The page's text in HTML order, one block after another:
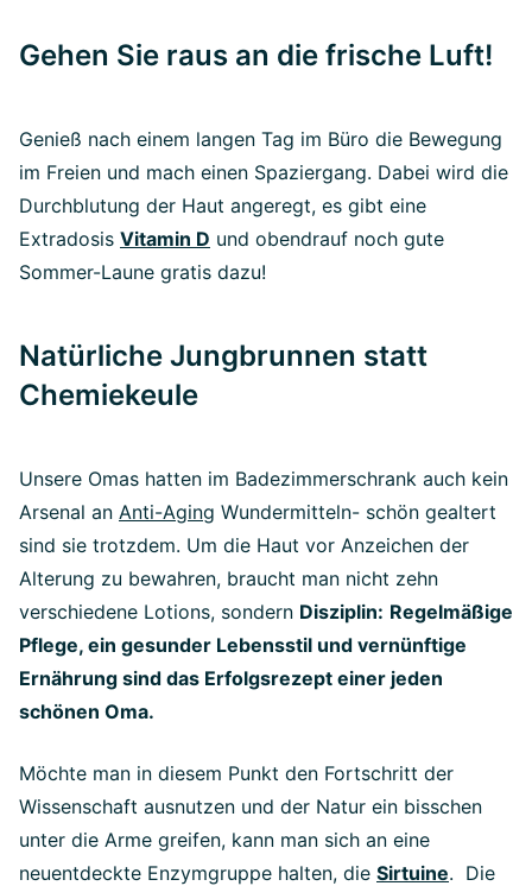
Gehen Sie raus an die frische Luft!
Genieß nach einem langen Tag im Büro die Bewegung
im Freien und mach einen Spaziergang. Dabei wird die
Durchblutung der Haut angeregt, es gibt eine
Extradosis Vitamin D und obendrauf noch gute
Sommer-Laune gratis dazu!
Natürliche Jungbrunnen statt
Chemiekeule
Unsere Omas hatten im Badezimmerschrank auch kein
Arsenal an Anti-Aging Wundermitteln- schön gealtert
sind sie trotzdem. Um die Haut vor Anzeichen der
Alterung zu bewahren, braucht man nicht zehn
verschiedene Lotions, sondern Disziplin: Regelmäßige
Pflege, ein gesunder Lebensstil und vernünftige
Ernährung sind das Erfolgsrezept einer jeden
schönen Oma.
Möchte man in diesem Punkt den Fortschritt der
Wissenschaft ausnutzen und der Natur ein bisschen
unter die Arme greifen, kann man sich an eine
neuentdeckte Enzymgruppe halten, die Sirtuine. Die